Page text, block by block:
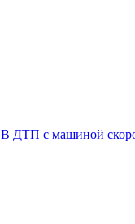
В ДТП с машиной